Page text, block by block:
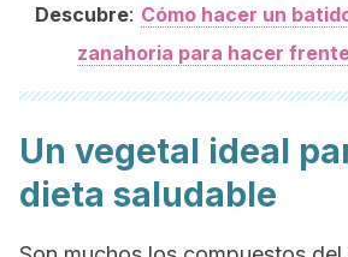
Descubre: Cómo hacer un
zanahoria para hacer
Un vegetal ideal
dieta saludable